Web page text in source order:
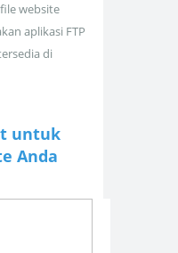
website
aplikasi FTP
di
untuk
Anda